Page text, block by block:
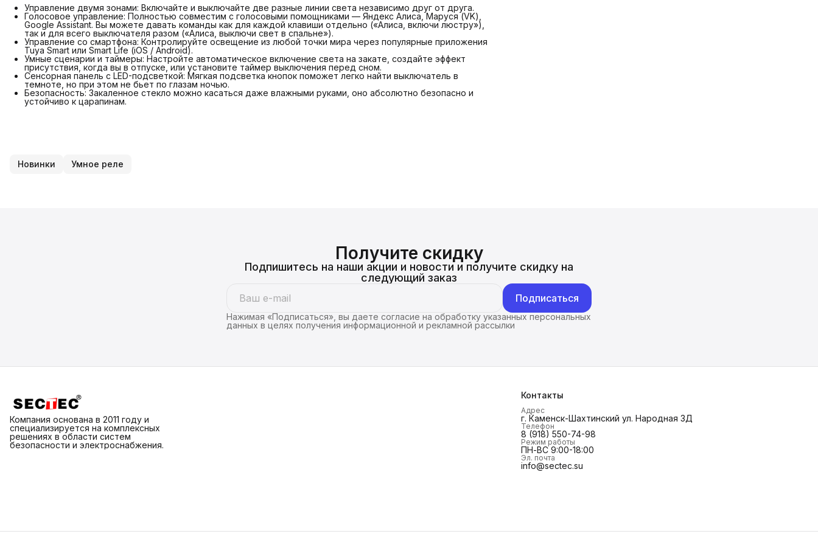
Управление двумя зонами: Включайте и выключайте две разные линии света независимо друг от друга.
Голосовое управление: Полностью совместим с голосовыми помощниками — Яндекс Алиса, Маруся (VK),
Google Assistant. Вы можете давать команды как для каждой клавиши отдельно («Алиса, включи люстру»),
так и для всего выключателя разом («Алиса, выключи свет в спальне»).
Управление со смартфона: Контролируйте освещение из любой точки мира через популярные приложения
Tuya Smart или Smart Life (iOS / Android).
Умные сценарии и таймеры: Настройте автоматическое включение света на закате, создайте эффект
присутствия, когда вы в отпуске, или установите таймер выключения перед сном.
Сенсорная панель с LED-подсветкой: Мягкая подсветка кнопок поможет легко найти выключатель в
темноте, но при этом не бьет по глазам ночью.
Безопасность: Закаленное стекло можно касаться даже влажными руками, оно абсолютно безопасно и
устойчиво к царапинам.
Новинки Умное реле
Получите скидку
Подпишитесь на наши акции и новости и получите скидку на
следующий заказ
Подписаться
Нажимая «Подписаться», вы даете согласие на обработку указанных персональных
данных в целях получения информационной и рекламной рассылки
Компания основана в 2011 году и
специализируется на комплексных
решениях в области систем
безопасности и электроснабжения.
Контакты
Адрес
г. Каменск-Шахтинский ул. Народная 3Д
Телефон
8 (918) 550-74-98
Режим работы
ПН-ВС 9:00-18:00
Эл. почта
info@sectec.su